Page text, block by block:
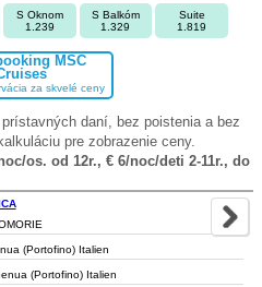
S Oknom
1.239
S Balkóm
1.329
Suite
1.819
MSC
za skvelé ceny
daní, bez poistenia a bez
pre zobrazenie ceny.
os. od 12r., € 6/noc/deti 2-11r., do
(Portofino) Italien
(Portofino) Italien